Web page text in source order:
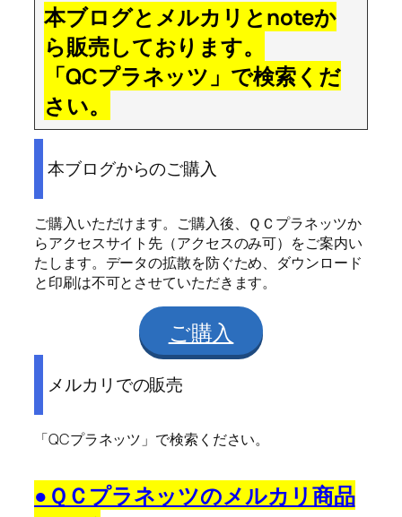
本ブログとメルカリとnoteか
ら販売しております。
「QCプラネッツ」で検索くだ
さい。
本ブログからのご購入
ご購入いただけます。ご購入後、ＱＣプラネッツか
らアクセスサイト先（アクセスのみ可）をご案内い
たします。データの拡散を防ぐため、ダウンロード
と印刷は不可とさせていただきます。
ご購入
メルカリでの販売
「QCプラネッツ」で検索ください。
●ＱＣプラネッツのメルカリ商品